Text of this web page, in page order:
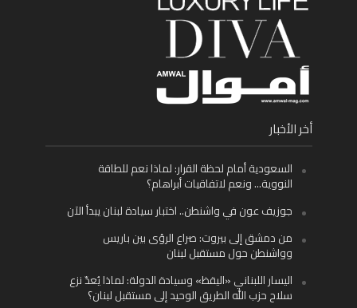
أخر الأخبار
السعودية أمام لحظة القرار: لماذا نعم للطاقة
النووية… ونعم لاتفاقيات أبراهام؟
جوزيف عون في واشنطن.. اختبار سيادة لبنان يبدأ الآن
من دمشق إلى بيروت: صراع الرؤى بين باريس
وواشنطن حول مستقبل لبنان
اليسار اللبناني «اليقظ» وسيادة الدولة: لماذا يُعدّ نزع
سلاح حزب الله الطريق الوحيد إلى مستقبل لبنان؟